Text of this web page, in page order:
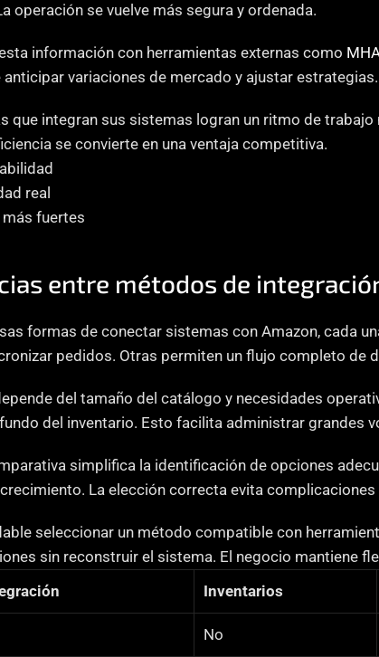
operación se vuelve más segura y ordenada.
información con herramientas externas como
variaciones de mercado y ajustar
que integran sus sistemas logran un ritmo de
se convierte en una ventaja competitiva.
real
fuertes
entre métodos de
formas de conectar sistemas con Amazon, cada
pedidos. Otras permiten un flujo completo de
del tamaño del catálogo y necesidades
del inventario. Esto facilita administrar grandes
simplifica la identificación de opciones
La elección correcta evita complicaciones
seleccionar un método compatible con
sin reconstruir el sistema. El negocio mantiene
Inventarios
No